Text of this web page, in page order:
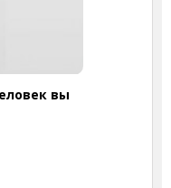
вы